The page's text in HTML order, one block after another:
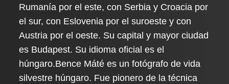
Rumanía por el este, con Serbia y Croacia por
el sur, con Eslovenia por el suroeste y con
Austria por el oeste. Su capital y mayor ciudad
es Budapest. Su idioma oficial es el
húngaro.Bence Máté es un fotógrafo de vida
silvestre húngaro. Fue pionero de la técnica